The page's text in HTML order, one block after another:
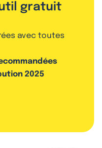
gratuit
avec toutes
2025